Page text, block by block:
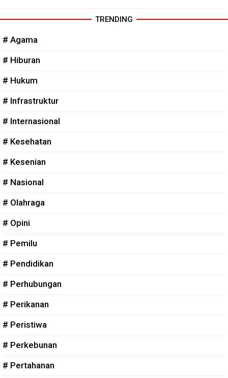
TRENDING
# Agama
# Hiburan
# Hukum
# Infrastruktur
# Internasional
# Kesehatan
# Kesenian
# Nasional
# Olahraga
# Opini
# Pemilu
# Pendidikan
# Perhubungan
# Perikanan
# Peristiwa
# Perkebunan
# Pertahanan